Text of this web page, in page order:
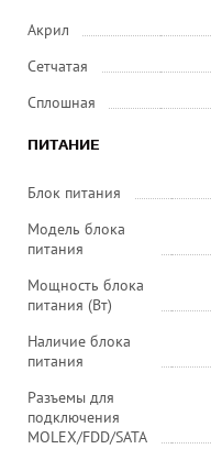
Акрил
Сетчатая
Сплошная
ПИТАНИЕ
Блок питания
Модель блока
питания
Мощность блока
питания (Вт)
Наличие блока
питания
Разъемы для
подключения
MOLEX/FDD/SATA